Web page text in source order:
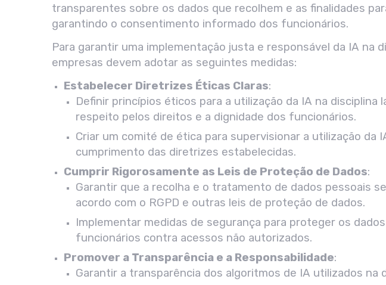
transparentes sobre os dados que recolhem e as finalidades
garantindo o consentimento informado dos funcionários.
Para garantir uma implementação justa e responsável da IA na
empresas devem adotar as seguintes medidas:
Estabelecer Diretrizes Éticas Claras:
Definir princípios éticos para a utilização da IA na disciplina
respeito pelos direitos e a dignidade dos funcionários.
Criar um comité de ética para supervisionar a utilização da
cumprimento das diretrizes estabelecidas.
Cumprir Rigorosamente as Leis de Proteção de Dados:
Garantir que a recolha e o tratamento de dados pessoais
acordo com o RGPD e outras leis de proteção de dados.
Implementar medidas de segurança para proteger os
funcionários contra acessos não autorizados.
Promover a Transparência e a Responsabilidade:
Garantir a transparência dos algoritmos de IA utilizados na